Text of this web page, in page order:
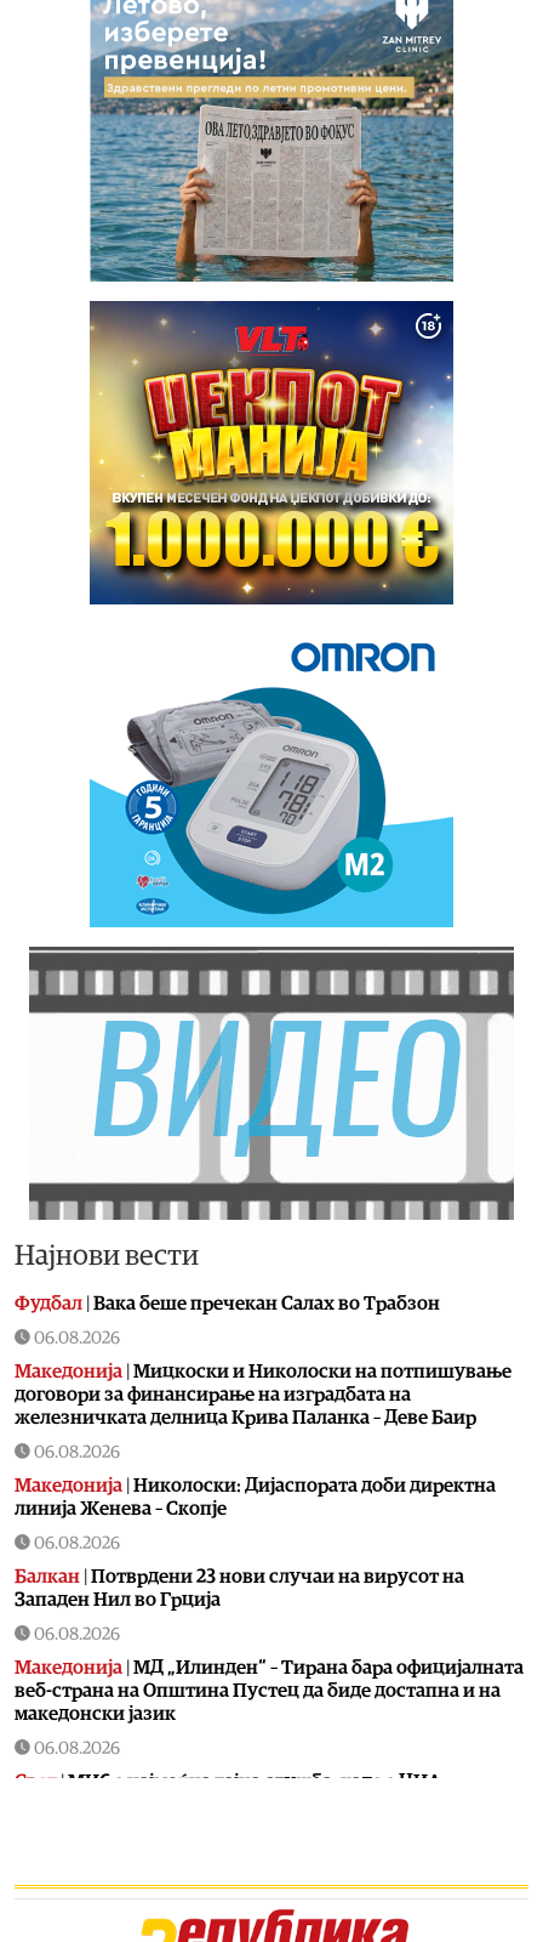
Најнови вести
Фудбал | Вака беше пречекан Салах во Трабзон
06.08.2026
Македонија | Мицкоски и Николоски на потпишување
договори за финансирање на изградбата на
железничката делница Крива Паланка – Деве Баир
06.08.2026
Македонија | Николоски: Дијаспората доби директна
линија Женева – Скопје
06.08.2026
Балкан | Потврдени 23 нови случаи на вирусот на
Западен Нил во Грција
06.08.2026
Македонија | МД „Илинден“ – Тирана бара официјалната
веб-страна на Општина Пустец да биде достапна и на
македонски јазик
06.08.2026
Свет |МИ6 е најмоќна тајна служба, каде е ЦИА
на патиштата